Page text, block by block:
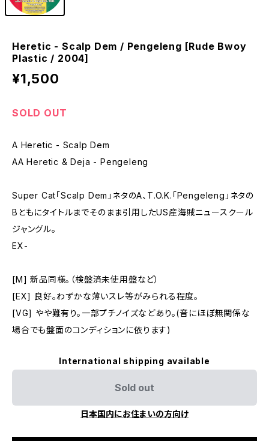
Heretic - Scalp Dem / Pengeleng [Rude Bwoy
Plastic / 2004]
¥1,500
SOLD OUT
A Heretic - Scalp Dem
AA Heretic & Deja - Pengeleng
Super Cat「Scalp Dem」ネタのA、T.O.K.「Pengeleng」ネタの
Bともにタイトルまでそのまま引用したUS産海賊ニュースクール
ジャングル。
EX-
[M] 新品同様。（検盤済未使用盤など）
[EX] 良好。わずかな薄いスレ等がみられる程度。
[VG] やや難有り。一部プチノイズなどあり。(音にほぼ無関係な
場合でも盤面のコンディションに依ります)
International shipping available
Sold out
日本国内にお住まいの方向け